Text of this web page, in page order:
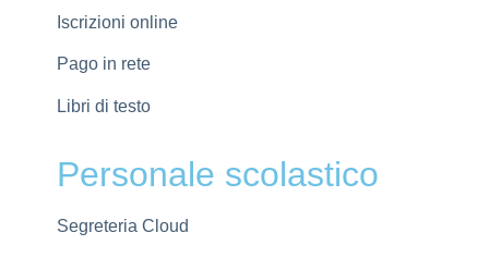
Iscrizioni online
Pago in rete
Libri di testo
Personale scolastico
Segreteria Cloud